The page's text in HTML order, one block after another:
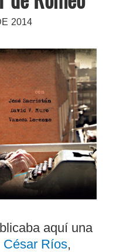
2014
aquí una
César Ríos,